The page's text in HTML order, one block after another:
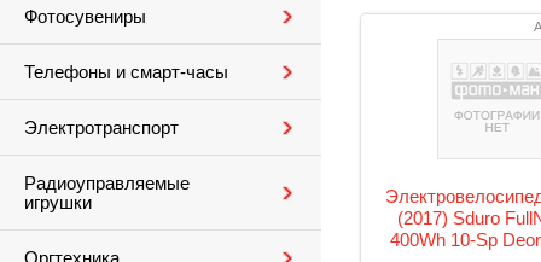
Фотосувениры
Телефоны и смарт-часы
Электротранспорт
Радиоуправляемые
игрушки
(2017) Sduro
400Wh 10-Sp